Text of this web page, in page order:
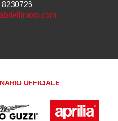
8230726
UFFICIALE